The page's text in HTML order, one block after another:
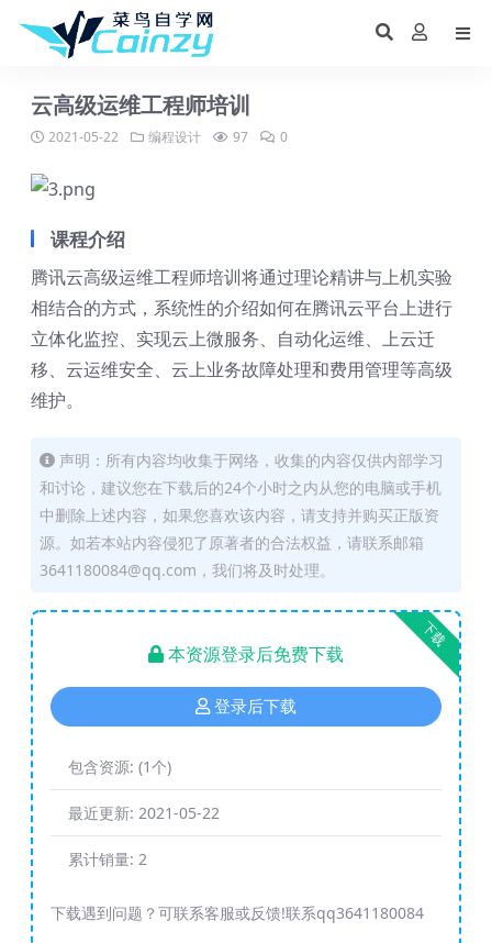
云高级运维工程师培训
2021-05-22 编程设计 97 0
课程介绍
腾讯云高级运维工程师培训将通过理论精讲与上机实验
相结合的方式，系统性的介绍如何在腾讯云平台上进行
立体化监控、实现云上微服务、自动化运维、上云迁
移、云运维安全、云上业务故障处理和费用管理等高级
维护。
声明：所有内容均收集于网络，收集的内容仅供内部学习
和讨论，建议您在下载后的24个小时之内从您的电脑或手机
中删除上述内容，如果您喜欢该内容，请支持并购买正版资
源。如若本站内容侵犯了原著者的合法权益，请联系邮箱
3641180084@qq.com，我们将及时处理。
下载
本资源登录后免费下载
登录后下载
包含资源: (1个)
最近更新: 2021-05-22
累计销量: 2
下载遇到问题？可联系客服或反馈!联系qq3641180084